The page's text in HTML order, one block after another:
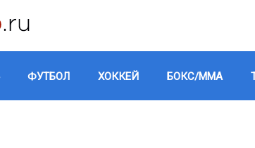
ФУТБОЛ ХОККЕЙ БОКС/ММА